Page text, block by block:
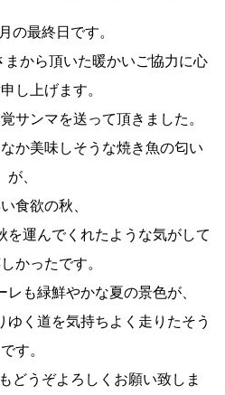
の最終日です。
から頂いた暖かいご協力に心
し上げます。
サンマを送って頂きました。
か美味しそうな焼き魚の匂い
が、
食欲の秋、
を運んでくれたような気がして
かったです。
も緑鮮やかな夏の景色が、
ゆく道を気持ちよく走りたそう
です。
どうぞよろしくお願い致しま